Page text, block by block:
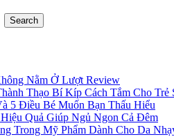
Search
Nằm Ở Lượt Review
Thạo Bí Kíp Cách Tắm Cho Trẻ
5 Điều Bé Muốn Bạn Thấu Hiểu
Quả Giúp Ngủ Ngon Cả Đêm
Trong Mỹ Phẩm Dành Cho Da